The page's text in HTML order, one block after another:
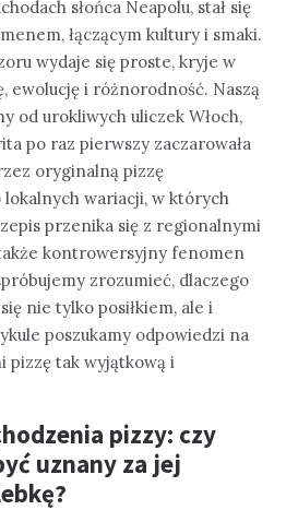
słońca Neapolu, stał się
łączącym kultury i smaki.
wydaje się proste, kryje w
ewolucję i różnorodność. Naszą
od urokliwych uliczek Włoch,
po raz pierwszy zaczarowała
oryginalną pizzę
lokalnych wariacji, w których
przenika się z regionalnymi
kontrowersyjny fenomen
zrozumieć, dlaczego
nie tylko posiłkiem, ale i
poszukamy odpowiedzi na
pizzę tak wyjątkową i
pizzy: czy
uznany za jej